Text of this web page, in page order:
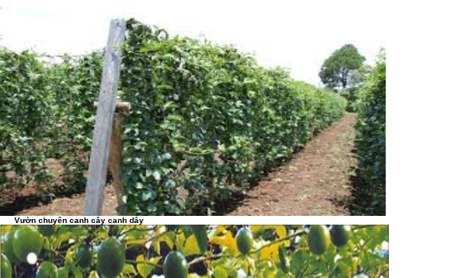
Vườn chuyên canh cây canh dây